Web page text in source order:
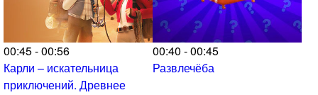
00:45 - 00:56
Карли – искательница
приключений. Древнее
00:40 - 00:45
Развлечёба